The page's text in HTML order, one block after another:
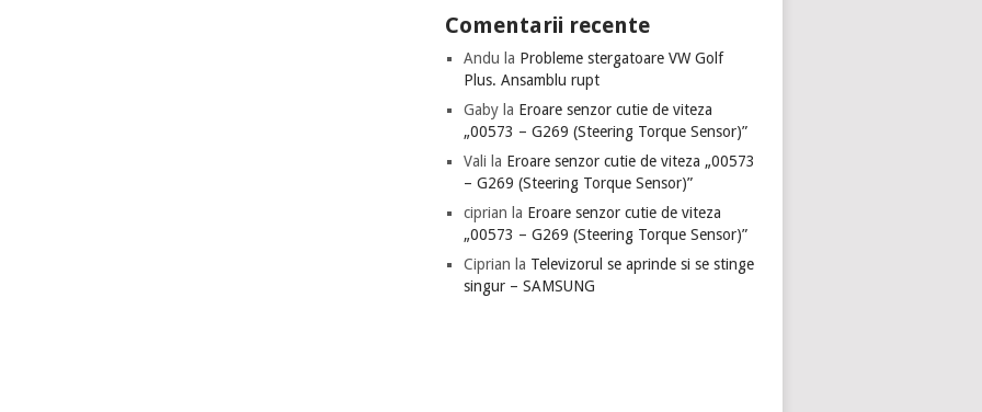
Comentarii recente
Andu la Probleme stergatoare VW Golf
Plus. Ansamblu rupt
Gaby la Eroare senzor cutie de viteza
„00573 – G269 (Steering Torque Sensor)”
Vali la Eroare senzor cutie de viteza „00573
– G269 (Steering Torque Sensor)”
ciprian la Eroare senzor cutie de viteza
„00573 – G269 (Steering Torque Sensor)”
Ciprian la Televizorul se aprinde si se stinge
singur – SAMSUNG